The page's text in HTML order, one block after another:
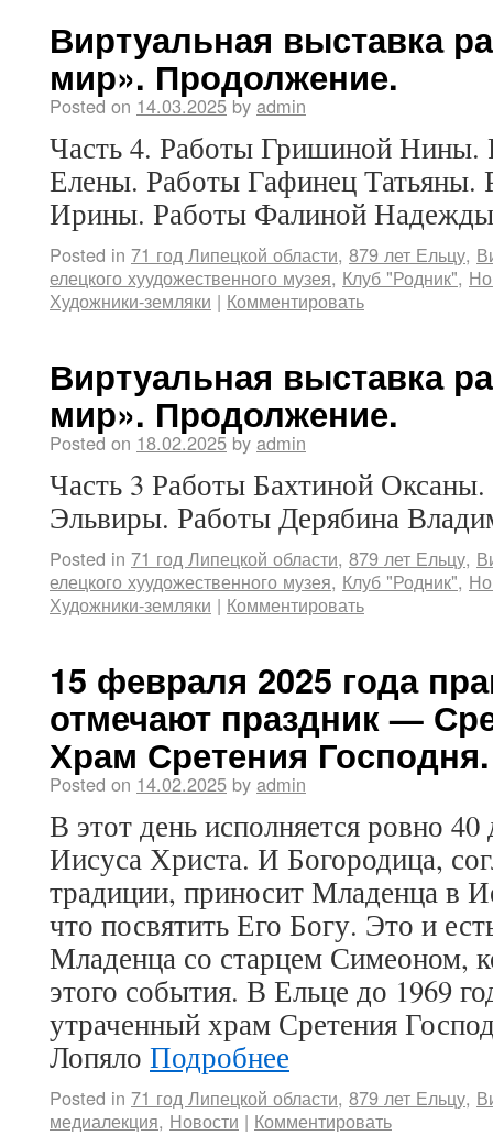
Виртуальная выставка
мир». Продолжение.
Posted on 14.03.2025 by admin
Часть 4. Работы Гришиной Нины.
Елены. Работы Гафинец Татьяны.
Ирины. Работы Фалиной
Posted in 71 год Липецкой области, 879 лет Ельцу,
елецкого хуудожественного музея, Клуб "Родник",
Художники-земляки | Комментировать
Виртуальная выставка
мир». Продолжение.
Posted on 18.02.2025 by admin
Часть 3 Работы Бахтиной
Эльвиры. Работы Дерябина
Posted in 71 год Липецкой области, 879 лет Ельцу,
елецкого хуудожественного музея, Клуб "Родник",
Художники-земляки | Комментировать
15 февраля 2025 года
отмечают праздник —
Храм Сретения Господня.
Posted on 14.02.2025 by admin
В этот день исполняется ровно
Иисуса Христа. И Богородица,
традиции, приносит Младенца в
что посвятить Его Богу. Это и
Младенца со старцем Симеоном,
этого события. В Ельце до 1969
утраченный храм Сретения
Лопяло Подробнее
Posted in 71 год Липецкой области, 879 лет Ельцу,
медиалекция, Новости | Комментировать